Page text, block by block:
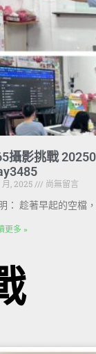
攝影挑戰
, 2025
尚無留言
： 趁著早起的空檔
更多 »